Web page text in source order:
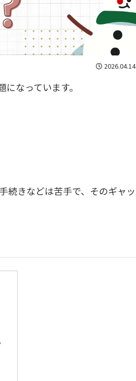
2026.04.14
なっています。
続きなどは苦手で、そのギャッ